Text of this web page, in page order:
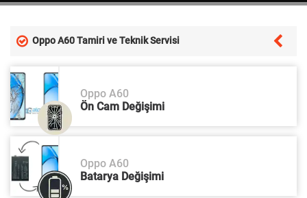
Oppo A60 Tamiri ve Teknik Servisi
Oppo A60
Ön Cam Değişimi
Oppo A60
Batarya Değişimi